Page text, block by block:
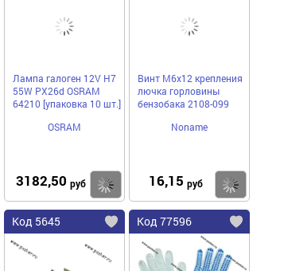
Лампа галоген 12V H7
55W PX26d OSRAM
64210 [упаковка 10 шт.]
OSRAM
3182,50 руб Купить
Винт М6х12 крепления
лючка горловины
бензобака 2108-099
Noname
16,15 руб
Код 5645 Код 77596